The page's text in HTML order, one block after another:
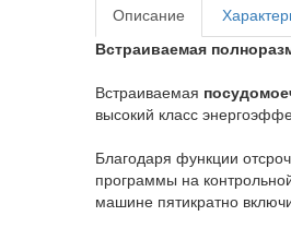
Описание
Встраиваемая
Встраиваемая
высокий класс
Благодаря функции
программы на
машине пятикратно